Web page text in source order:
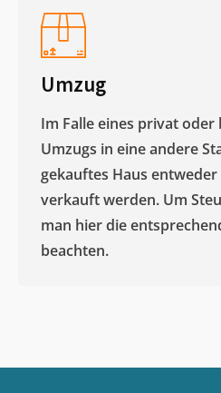
Umzug
Im Falle eines privat
Umzugs in eine andere
gekauftes Haus
verkauft werden. Um
man hier die
beachten.